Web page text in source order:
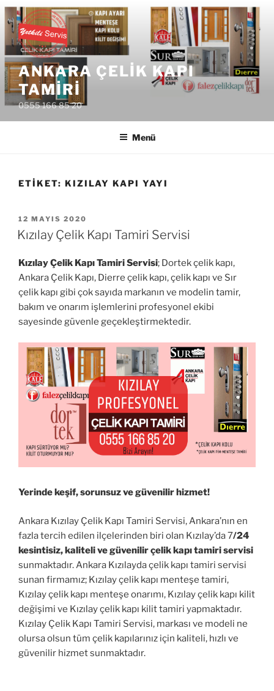
İçeriğe
geç
ANKARA ÇELIK KAPI
TAMIRI
0555 166 85 20
Menü
ETIKET: KIZILAY KAPI YAYI
YAYIM
TARIHI
12 MAYIS 2020
Kızılay Çelik Kapı Tamiri Servisi
Kızılay Çelik Kapı Tamiri Servisi; Dortek çelik kapı,
Ankara Çelik Kapı, Dierre çelik kapı, çelik kapı ve Sır
çelik kapı gibi çok sayıda markanın ve modelin tamir,
bakım ve onarım işlemlerini profesyonel ekibi
sayesinde güvenle geçekleştirmektedir.
Yerinde keşif, sorunsuz ve güvenilir hizmet!
Ankara Kızılay Çelik Kapı Tamiri Servisi, Ankara’nın en
fazla tercih edilen ilçelerinden biri olan Kızılay’da 7/24
kesintisiz, kaliteli ve güvenilir çelik kapı tamiri servisi
sunmaktadır. Ankara Kızılayda çelik kapı tamiri servisi
sunan firmamız; Kızılay çelik kapı menteşe tamiri,
Kızılay çelik kapı menteşe onarımı, Kızılay çelik kapı kilit
değişimi ve Kızılay çelik kapı kilit tamiri yapmaktadır.
Kızılay Çelik Kapı Tamiri Servisi, markası ve modeli ne
olursa olsun tüm çelik kapılarınız için kaliteli, hızlı ve
güvenilir hizmet sunmaktadır.